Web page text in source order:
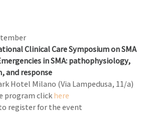
Clinical Care Symposium on SMA
in SMA: pathophysiology,
and response
Hotel Milano (Via Lampedusa, 11/a)
program clickhere
register for the event